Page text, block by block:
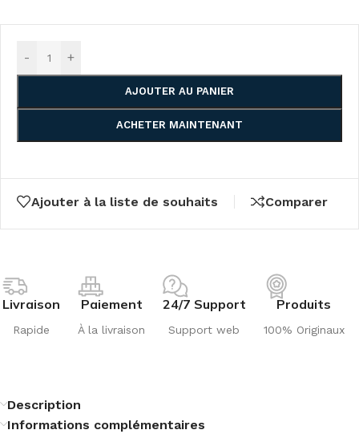
- +
AJOUTER AU PANIER
ACHETER MAINTENANT
Ajouter à la liste de souhaits Comparer
Livraison
Rapide
Paiement
À la livraison
24/7 Support
Support web
Produits
100% Originaux
Description
Informations complémentaires